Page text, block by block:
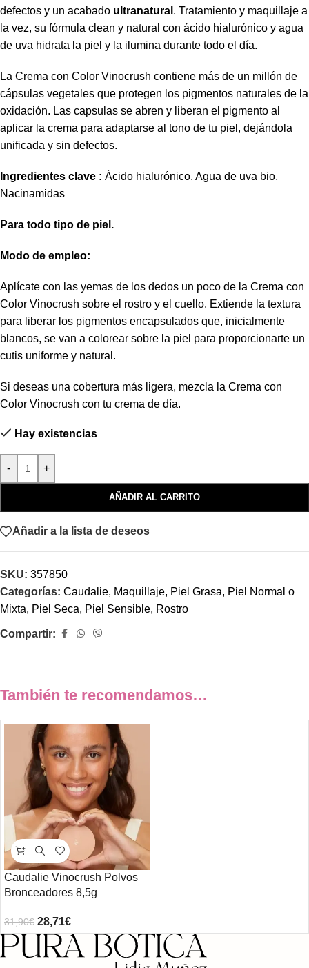
defectos y un acabado ultranatural . Tratamiento y maquillaje a
la vez, su fórmula clean y natural con ácido hialurónico y agua
de uva hidrata la piel y la ilumina durante todo el día.
La Crema con Color Vinocrush contiene más de un millón de
cápsulas vegetales que protegen los pigmentos naturales de la
oxidación. Las capsulas se abren y liberan el pigmento al
aplicar la crema para adaptarse al tono de tu piel, dejándola
unificada y sin defectos.
Ingredientes clave : Ácido hialurónico, Agua de uva bio,
Nacinamidas
Para todo tipo de piel.
Modo de empleo:
Aplícate con las yemas de los dedos un poco de la Crema con
Color Vinocrush sobre el rostro y el cuello. Extiende la textura
para liberar los pigmentos encapsulados que, inicialmente
blancos, se van a colorear sobre la piel para proporcionarte un
cutis uniforme y natural.
Si deseas una cobertura más ligera, mezcla la Crema con
Color Vinocrush con tu crema de día.
Hay existencias
- +
AÑADIR AL CARRITO
Añadir a la lista de deseos
SKU: 357850
Categorías: Caudalie, Maquillaje, Piel Grasa, Piel Normal o
Mixta, Piel Seca, Piel Sensible, Rostro
Compartir:
También te recomendamos…
Caudalie Vinocrush Polvos
Bronceadores 8,5g
31,90€ 28,71€